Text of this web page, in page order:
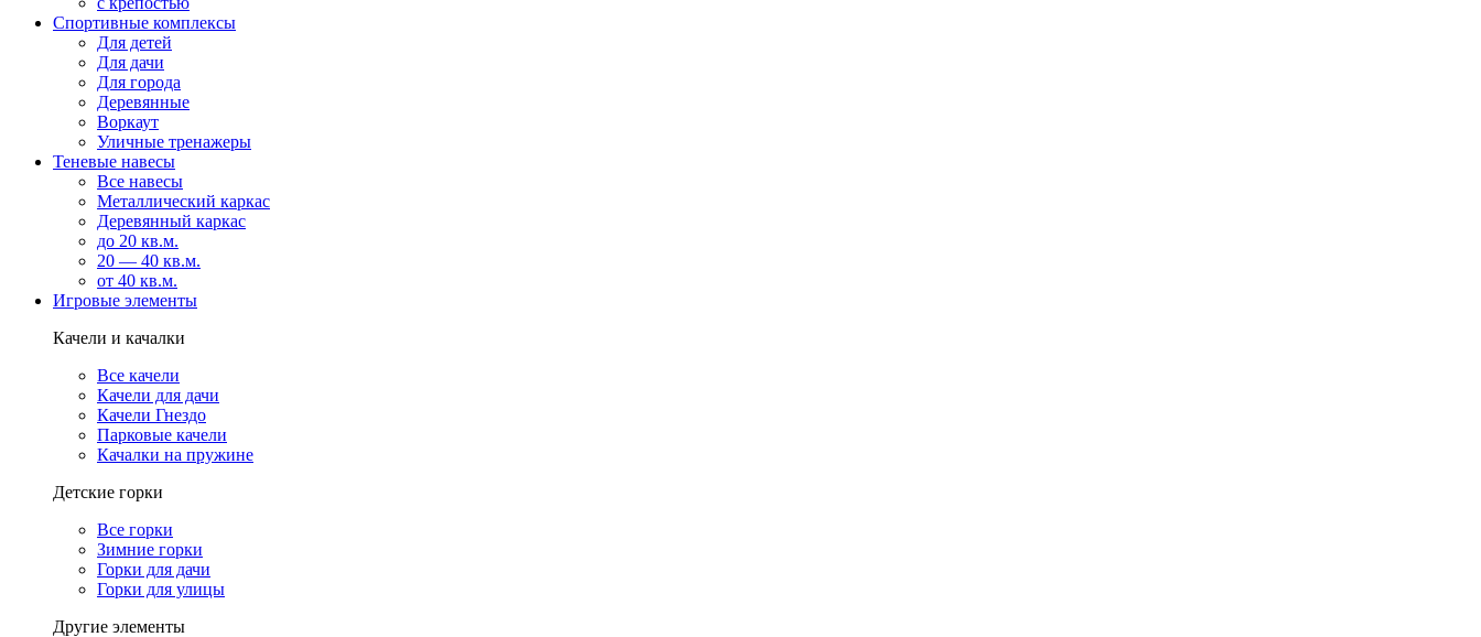
Спортивные комплексы
Для детей
Для дачи
Для города
Деревянные
Воркаут
Уличные тренажеры
Теневые навесы
Все навесы
Металлический каркас
Деревянный каркас
до 20 кв.м.
20 — 40 кв.м.
от 40 кв.м.
Игровые элементы
Качели и качалки
Все качели
Качели для дачи
Качели Гнездо
Парковые качели
Качалки на пружине
Детские горки
Все горки
Зимние горки
Горки для дачи
Горки для улицы
Другие элементы